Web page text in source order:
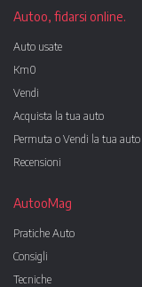
Autoo, fidarsi online.
Auto usate
Km0
Vendi
Acquista la tua auto
Permuta o Vendi la tua auto
Recensioni
AutooMag
Pratiche Auto
Consigli
Tecniche